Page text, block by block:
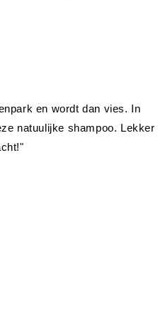
en wordt dan vies. In
natuulijke shampoo. Lekker